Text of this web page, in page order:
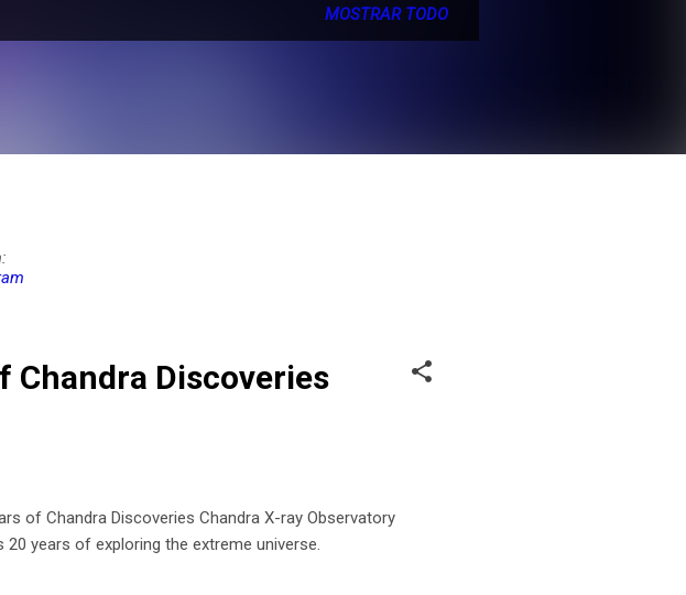
MOSTRAR TODO
Chandra Discoveries
of Chandra Discoveries Chandra X-ray Observatory
years of exploring the extreme universe.